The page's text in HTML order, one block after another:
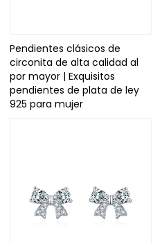
Pendientes clásicos de
circonita de alta calidad al
por mayor | Exquisitos
pendientes de plata de ley
925 para mujer